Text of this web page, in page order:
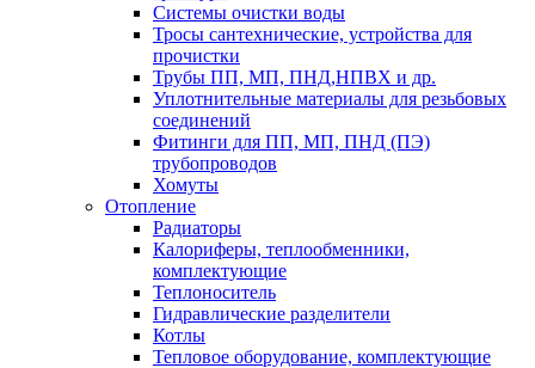
Системы очистки воды
Тросы сантехнические, устройства для
прочистки
Трубы ПП, МП, ПНД,НПВХ и др.
Уплотнительные материалы для резьбовых
соединений
Фитинги для ПП, МП, ПНД (ПЭ)
трубопроводов
Хомуты
Отопление
Радиаторы
Калориферы, теплообменники,
комплектующие
Теплоноситель
Гидравлические разделители
Котлы
Тепловое оборудование, комплектующие